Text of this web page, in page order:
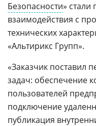
Безопасности»
взаимодействия с
технических
«Альтирикс Групп».
«Заказчик поставил
задач: обеспечение
пользователей
подключение
публикация